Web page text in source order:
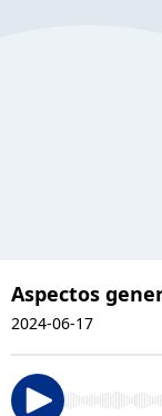
Aspectos
2024-06-17